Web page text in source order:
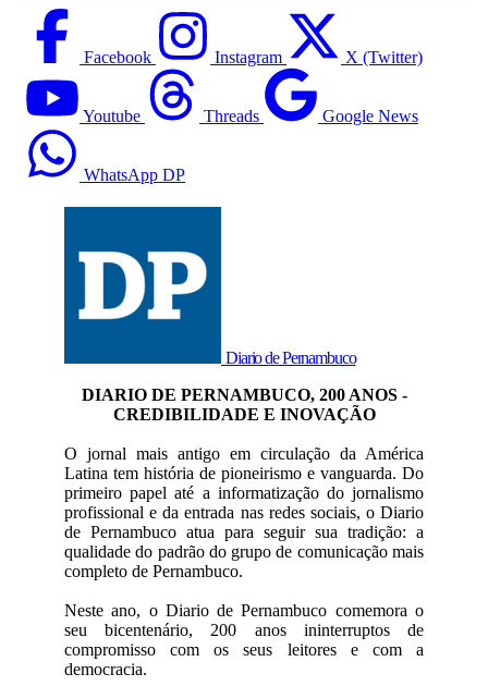
Facebook Instagram X (Twitter)
Youtube Threads Google News
WhatsApp DP
Diario de Pernambuco
DIARIO DE PERNAMBUCO, 200 ANOS -
CREDIBILIDADE E INOVAÇÃO
O jornal mais antigo em circulação da América
Latina tem história de pioneirismo e vanguarda. Do
primeiro papel até a informatização do jornalismo
profissional e da entrada nas redes sociais, o Diario
de Pernambuco atua para seguir sua tradição: a
qualidade do padrão do grupo de comunicação mais
completo de Pernambuco.
Neste ano, o Diario de Pernambuco comemora o
seu bicentenário, 200 anos ininterruptos de
compromisso com os seus leitores e com a
democracia.